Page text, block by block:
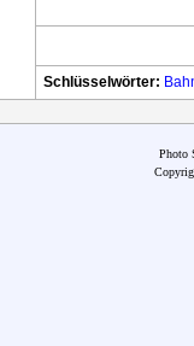
Schlüsselwörter:
Photo